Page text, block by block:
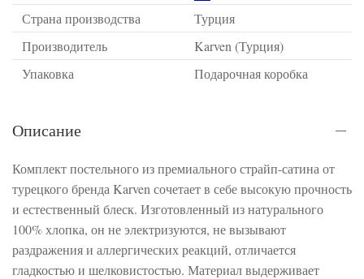
Страна производства
Турция
Производитель
Karven (Турция)
Упаковка
Подарочная коробка
Описание
Комплект постельного из премиального страйп-сатина от
турецкого бренда Karven сочетает в себе высокую прочность
и естественный блеск. Изготовленный из натурального
100% хлопка, он не электризуются, не вызывают
раздражения и аллергических реакций, отличается
гладкостью и шелковистостью. Материал выдерживает